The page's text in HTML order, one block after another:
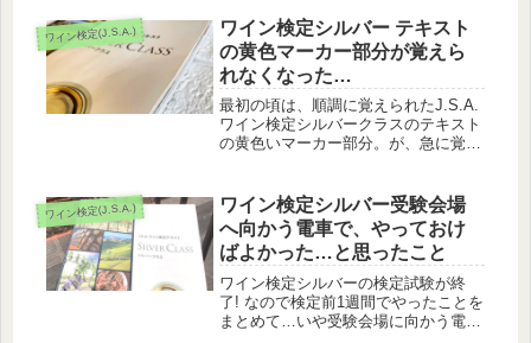
ワイン検定(J.S.A.)
ワイン検定シルバー テキスト
の黄色マーカー部分が覚えら
れなくなった…
最初の頃は、順調に覚えられたJ.S.A.
ワイン検定シルバークラスのテキスト
の黄色いマーカー部分。が、急に覚え
ワイン検定(J.S.A.)
ワイン検定シルバー受験会場
へ向かう電車で、やっておけ
ばよかった…と思ったこと
ワイン検定シルバーの検定試験が終
了! なので検定前1週間でやったことを
まとめて…いや受験会場に向かう電車